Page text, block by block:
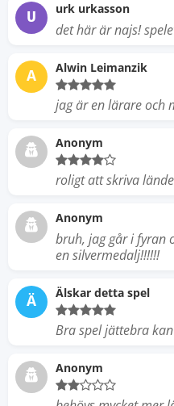
U urk urkasson
det här är najs!
A Alwin Leimanzik
jag är en lärare och
Anonym
roligt att skriva
Anonym
bruh, jag går i fyran
en silvermedalj!!!!!!
Ä Älskar detta spel
Bra spel jättebra
Anonym